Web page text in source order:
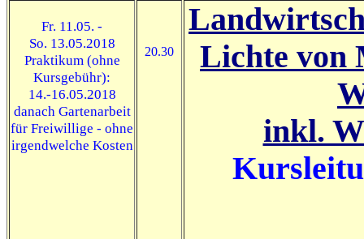
Fr. 11.05. -
So. 13.05.2018
Praktikum (ohne
Kursgebühr):
14.-16.05.2018
danach Gartenarbeit
für Freiwillige - ohne
irgendwelche Kosten
20.30
Lichte von
inkl.